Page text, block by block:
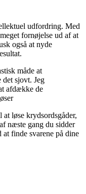
udfordring. Med
fornøjelse ud af at
også at nyde
måde at
sjovt. Jeg
afdække de
løse krydsordsgåder,
næste gang du sidder
finde svarene på dine